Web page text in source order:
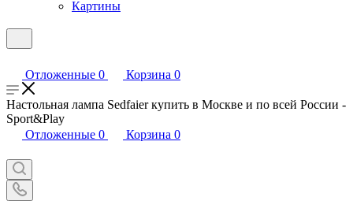
Картины
Отложенные 0 Корзина 0
Настольная лампа Sedfaier купить в Москве и по всей России -
Sport&Play
Отложенные 0 Корзина 0